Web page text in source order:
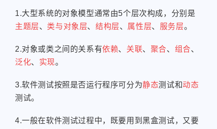
1.大型系统的对象模型通常由5个层次构成，分别是
主题层、 类与对象层、结构层、 属性层、 服务层。
2.对象或类之间的关系有依赖、 关联、 聚合、 组合、
泛化、 实现。
3.软件测试按照是否运行程序可分为静态测试和动态
测试。
4.一般在软件测试过程中，既要用到黑盒测试，又要